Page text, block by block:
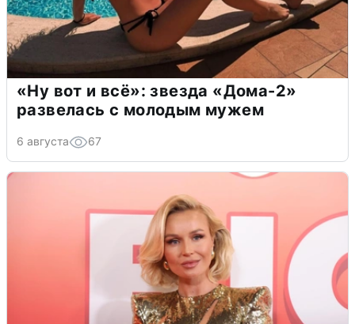
«Ну вот и всё»: звезда «Дома-2»
развелась с молодым мужем
6 августа 67